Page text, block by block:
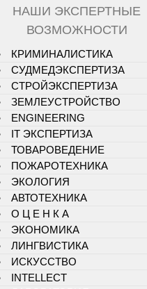
НАШИ ЭКСПЕРТНЫЕ
ВОЗМОЖНОСТИ
КРИМИНАЛИСТИКА
СУДМЕДЭКСПЕРТИЗА
СТРОЙЭКСПЕРТИЗА
ЗЕМЛЕУСТРОЙСТВО
ENGINEERING
IT ЭКСПЕРТИЗА
ТОВАРОВЕДЕНИЕ
ПОЖАРОТЕХНИКА
ЭКОЛОГИЯ
АВТОТЕХНИКА
О Ц Е Н К А
ЭКОНОМИКА
ЛИНГВИСТИКА
ИСКУССТВО
INTELLECT